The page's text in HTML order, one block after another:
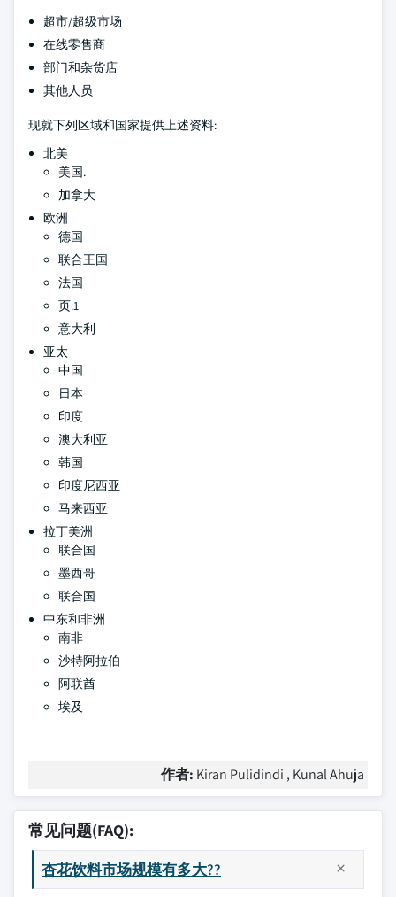
超市/超级市场
在线零售商
部门和杂货店
其他人员
现就下列区域和国家提供上述资料:
北美
美国.
加拿大
欧洲
德国
联合王国
法国
页:1
意大利
亚太
中国
日本
印度
澳大利亚
韩国
印度尼西亚
马来西亚
拉丁美洲
联合国
墨西哥
联合国
中东和非洲
南非
沙特阿拉伯
阿联酋
埃及
作者: Kiran Pulidindi , Kunal Ahuja
常见问题(FAQ):
杏花饮料市场规模有多大??